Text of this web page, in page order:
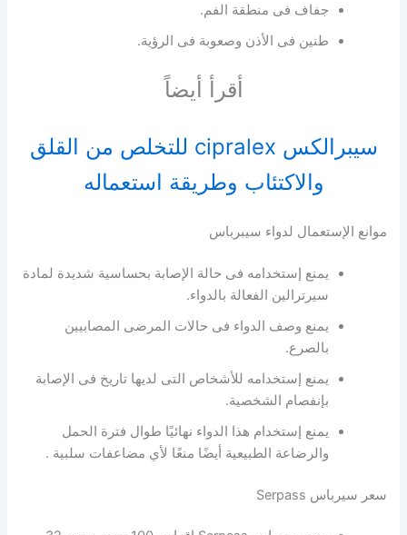
جفاف فى منطقة الفم.
طنين فى الأذن وصعوبة فى الرؤية.
أقرأ أيضاً
سيبرالكس cipralex للتخلص من القلق
والاكتئاب وطريقة استعماله
موانع الإستعمال لدواء سيبرباس
يمنع إستخدامه فى حالة الإصابة بحساسية شديدة لمادة
سيرترالين الفعالة بالدواء.
يمنع وصف الدواء فى حالات المرضى المصابيين
بالصرع.
يمنع إستخدامه للأشخاص التى لديها تاريخ فى الإصابة
بإنفصام الشخصية.
يمنع إستخدام هذا الدواء نهائيًا طوال فترة الحمل
والرضاعة الطبيعية أيضًا منعًا لأي مضاعفات سلبية .
سعر سيرباس Serpass